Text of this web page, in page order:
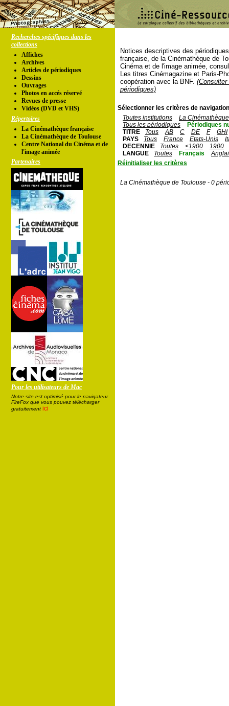
Recherches spécifiques dans les
collections
Affiches
Archives
Articles de périodiques
Dessins
Ouvrages
Photos en accés réservé
Revues de presse
Vidéos (DVD et VHS)
Répertoires
La Cinémathèque française
La Cinémathèque de Toulouse
Centre National du Cinéma et de
l'image animée
Partenaires
Pour les utilisateurs de Mac
Notre site est optimisé pour le navigateur
FireFox que vous pouvez télécharger
gratuitement ici
Notices descriptives des
française, de la Cinémathèque de
Cinéma et de l'image animée,
Les titres Cinémagazine et Paris-
coopération avec la BNF.
périodiques)
Sélectionner les critères de
Toutes institutions
La
Tous les périodiques
Périodiques
TITRE
Tous AB C DE F
GHI
PAYS
Tous France Etats-Unis
DECENNIE
Toutes <1900
1900
LANGUE
Toutes Français
Réinitialiser les critères
La Cinémathèque de Toulouse - 0